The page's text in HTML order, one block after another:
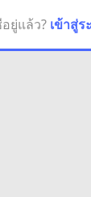
ยู่แล้ว? เข้าสู่ร